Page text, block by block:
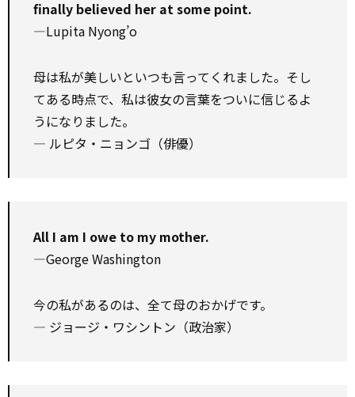
finally believed her at some point.
—Lupita Nyong’o
母は私が美しいといつも言ってくれました。そし
てある時点で、私は彼女の言葉をついに信じるよ
うになりました。
― ルピタ・ニョンゴ（俳優）
All I am I owe to my mother.
—George Washington
今の私があるのは、全て母のおかげです。
― ジョージ・ワシントン（政治家）